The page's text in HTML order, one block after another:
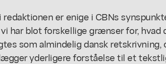
redaktionen er enige i CBNs
har blot forskellige grænser for, hvad
som almindelig dansk retskrivning,
yderligere forståelse til et